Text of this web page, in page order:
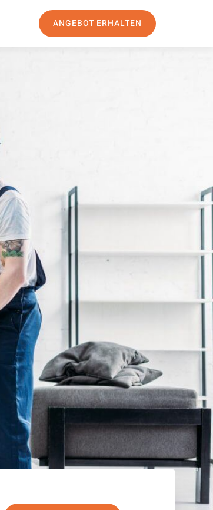
ANGEBOT ERHALTEN